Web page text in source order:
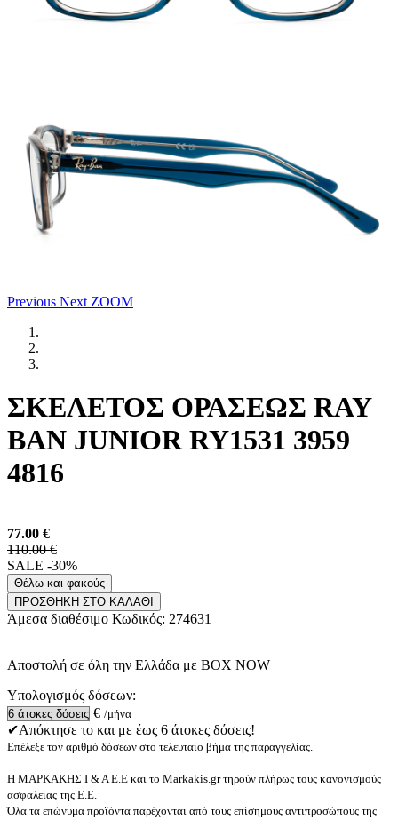
Previous Next ZOOM
ΣΚΕΛΕΤΟΣ ΟΡΑΣΕΩΣ RAY
BAN JUNIOR RY1531 3959
4816
77.00 €
110.00 €
SALE -30%
Θέλω και φακούς
ΠΡΟΣΘΗΚΗ ΣΤΟ ΚΑΛΑΘΙ
Άμεσα διαθέσιμο Κωδικός: 274631
Αποστολή σε όλη την Ελλάδα με BOX NOW
Υπολογισμός δόσεων:
€ /μήνα
✔Απόκτησε το και με έως 6 άτοκες δόσεις!
Επέλεξε τον αριθμό δόσεων στο τελευταίο βήμα της παραγγελίας.
Η ΜΑΡΚΑΚΗΣ Ι & Α Ε.Ε και το Markakis.gr τηρούν πλήρως τους κανονισμούς
ασφαλείας της Ε.Ε.
Όλα τα επώνυμα προϊόντα παρέχονται από τους επίσημους αντιπροσώπους της